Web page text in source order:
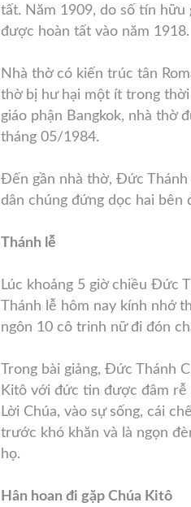
tất. Năm 1909, do số tín hữu
được hoàn tất vào năm 1918.
Nhà thờ có kiến trúc tân
thờ bị hư hại một ít trong
giáo phận Bangkok, nhà thờ
tháng 05/1984.
Đến gần nhà thờ, Đức Thánh
dân chúng đứng dọc hai bên
Thánh lễ
Lúc khoảng 5 giờ chiều Đức
Thánh lễ hôm nay kính nhớ
ngôn 10 cô trinh nữ đi đón
Trong bài giảng, Đức Thánh
Kitô với đức tin được đâm rễ
Lời Chúa, vào sự sống, cái
trước khó khăn và là ngọn
họ.
Hân hoan đi gặp Chúa Kitô